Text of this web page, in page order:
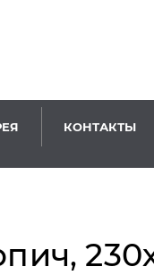
КОНТАКТЫ